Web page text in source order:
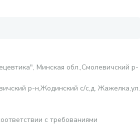
Минская обл.,Смолевичский р-
р-н,Жодинский с/с,д. Жажелка,ул.
с требованиями